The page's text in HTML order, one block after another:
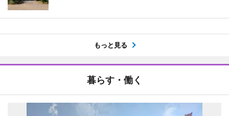
もっと見る
暮らす・働く